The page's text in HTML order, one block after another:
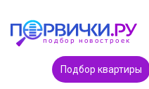
Подбор квартиры